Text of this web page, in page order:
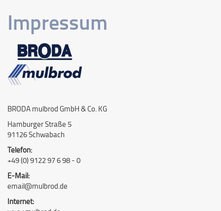
Impressum
BRODA mulbrod GmbH & Co. KG
Hamburger Straße 5
91126 Schwabach
Telefon:
+49 (0) 9122 97 6 98 - 0
E-Mail:
email@mulbrod.de
Internet: